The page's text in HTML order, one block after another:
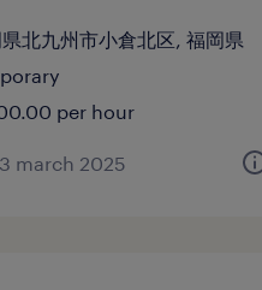
北九州市小倉北区, 福岡県
per hour
march 2025